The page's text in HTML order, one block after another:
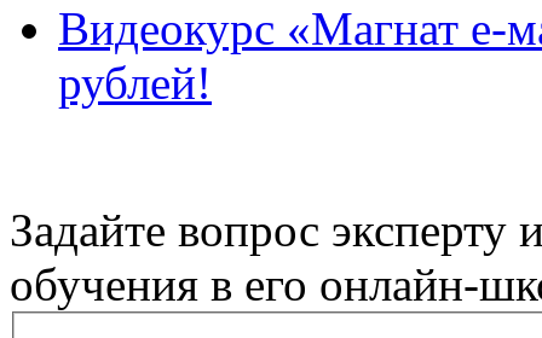
Видеокурс «Магнат е-
рублей!
Задайте вопрос
обучения в его онлайн-